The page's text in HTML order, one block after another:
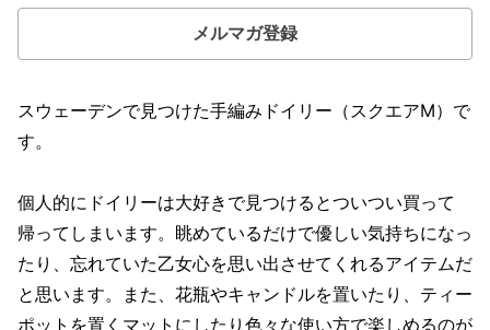
メルマガ登録
スウェーデンで見つけた手編みドイリー（スクエアM）で
す。
個人的にドイリーは大好きで見つけるとついつい買って
帰ってしまいます。眺めているだけで優しい気持ちになっ
たり、忘れていた乙女心を思い出させてくれるアイテムだ
と思います。また、花瓶やキャンドルを置いたり、ティー
ポットを置くマットにしたり色々な使い方で楽しめるのが